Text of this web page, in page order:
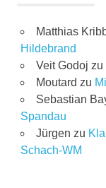
Matthias
Hildebrand
Veit Godoj zu
Moutard zu
Sebastian
Spandau
Jürgen zu
Schach-WM